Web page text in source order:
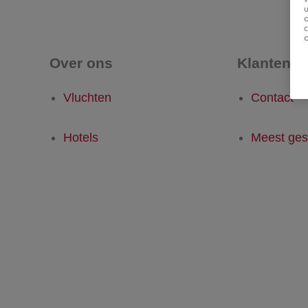
Over ons
Vluchten
Hotels
Contact
Meest